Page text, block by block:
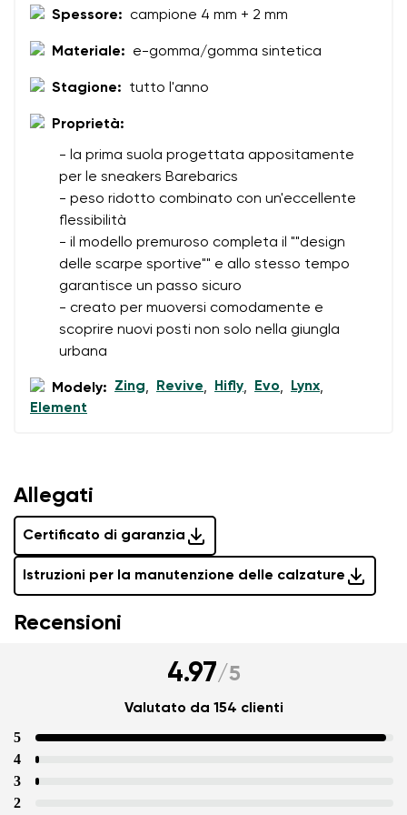
Spessore: campione 4 mm + 2 mm
Materiale: e-gomma/gomma sintetica
Stagione: tutto l'anno
Proprietà:
- la prima suola progettata appositamente
per le sneakers Barebarics
- peso ridotto combinato con un'eccellente
flessibilità
- il modello premuroso completa il ""design
delle scarpe sportive"" e allo stesso tempo
garantisce un passo sicuro
- creato per muoversi comodamente e
scoprire nuovi posti non solo nella giungla
urbana
Modely: Zing, Revive, Hifly, Evo, Lynx,
Element
Allegati
Certificato di garanzia
Istruzioni per la manutenzione delle calzature
Recensioni
4.97/5
Valutato da 154 clienti
5
4
3
2
sensi diqueste condizioni e alla loro pubblicazione.
Aggiungi una valutazione